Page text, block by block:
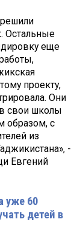
решили
Остальные
еще
проекту,
Они
свои школы
образом, с
из
-
Евгений
уже 60
детей в